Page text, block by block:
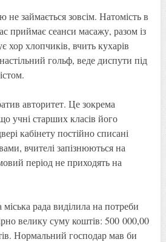
займається зовсім. Натомість в
приймає сеанси масажу, разом із
хор хлопчиків, вчить кухарів
гольф, веде диспути під
авторитет. Це зокрема
учні старших класів його
кабінету постійно списані
вчителі запізнюються на
період не приходять на
рада виділила на потреби
велику суму коштів: 500 000,00
Нормальний господар мав би